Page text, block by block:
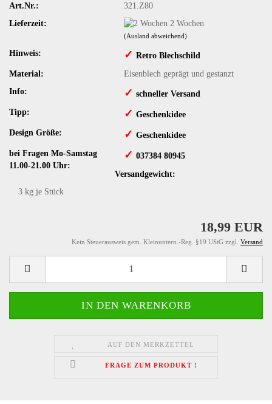
Art.Nr.:
321.Z80
Lieferzeit:
2 Wochen
(Ausland abweichend)
Hinweis: ✓ ​Retro Blechschild
Material:
Eisenblech geprägt und gestanzt
Info:
✓ ​schneller Versand
Tipp:
✓ ​Geschenkidee
Design Größe:
✓ ​Geschenkidee
bei Fragen Mo-Samstag
11.00-21.00 Uhr:
✓ ​ 037384 80945
Versandgewicht:
3 kg je Stück
18,99 EUR
Kein Steuerausweis gem. Kleinuntern.-Reg. §19 UStG zzgl. Versand
AUF DEN MERKZETTEL
FRAGE ZUM PRODUKT !